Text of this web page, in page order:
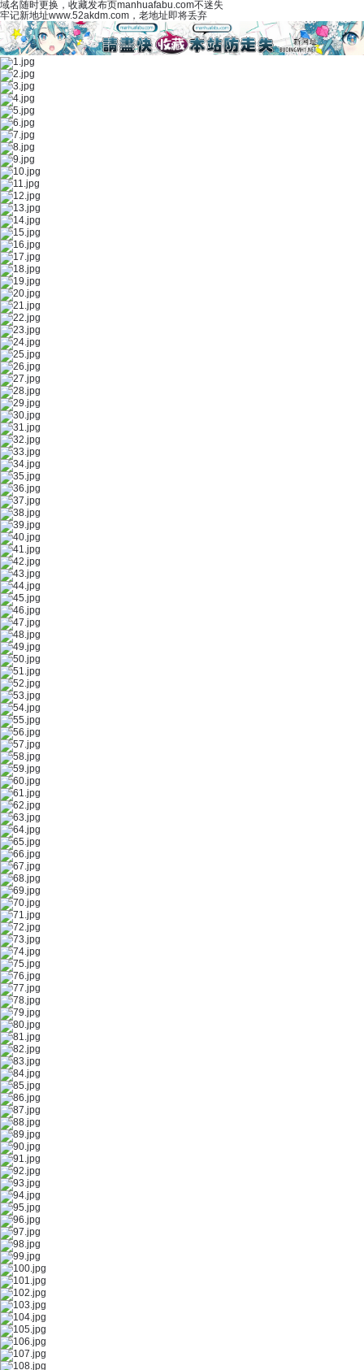
域名随时更换，收藏发布页manhuafabu.com不迷失
牢记新地址www.52akdm.com，老地址即将丢弃